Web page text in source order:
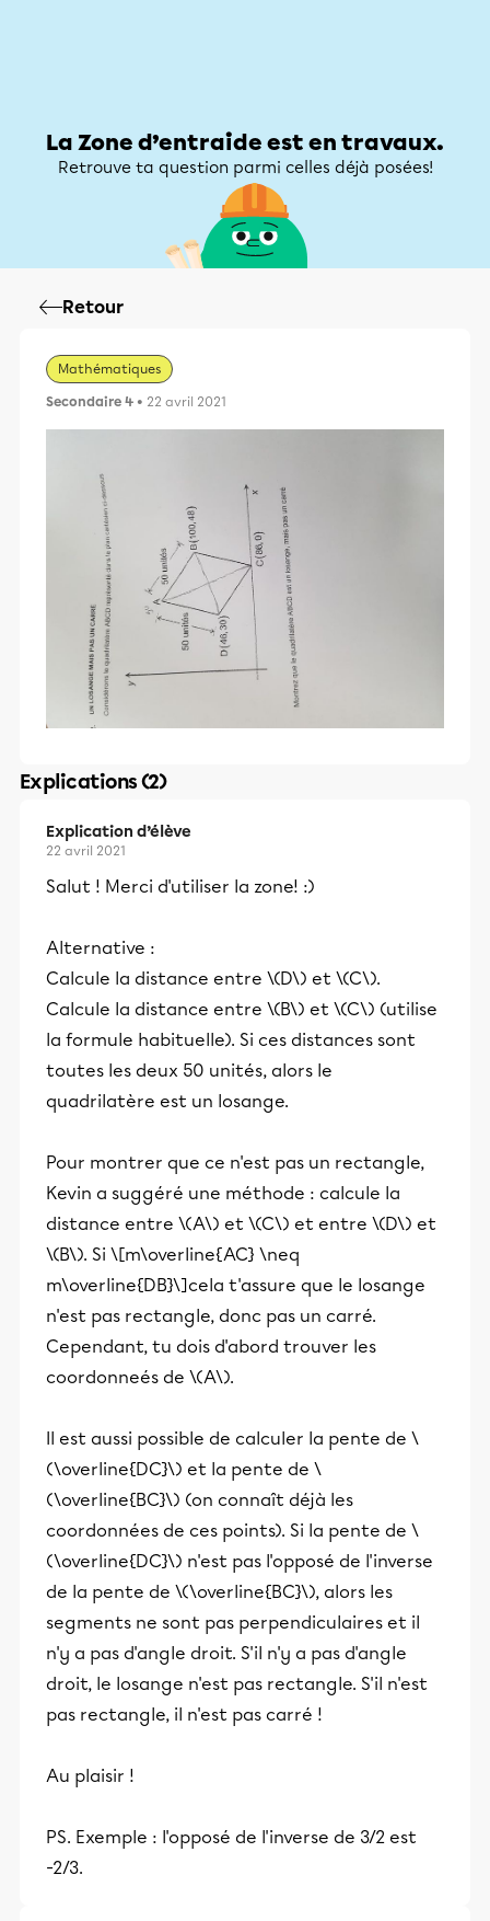
La Zone d’entraide est en travaux.
Retrouve ta question parmi celles déjà posées!
Retour
Mathématiques
Secondaire 4 • 22 avril 2021
Explications (2)
Explication d’élève
22 avril 2021
Salut ! Merci d'utiliser la zone! :)
Alternative :
Calcule la distance entre \(D\) et \(C\).
Calcule la distance entre \(B\) et \(C\) (utilise
la formule habituelle). Si ces distances sont
toutes les deux 50 unités, alors le
quadrilatère est un losange.
Pour montrer que ce n'est pas un rectangle,
Kevin a suggéré une méthode : calcule la
distance entre \(A\) et \(C\) et entre \(D\) et
\(B\). Si \[m\overline{AC} \neq
m\overline{DB}\]cela t'assure que le losange
n'est pas rectangle, donc pas un carré.
Cependant, tu dois d'abord trouver les
coordonneés de \(A\).
Il est aussi possible de calculer la pente de \
(\overline{DC}\) et la pente de \
(\overline{BC}\) (on connaît déjà les
coordonnées de ces points). Si la pente de \
(\overline{DC}\) n'est pas l'opposé de l'inverse
de la pente de \(\overline{BC}\), alors les
segments ne sont pas perpendiculaires et il
n'y a pas d'angle droit. S'il n'y a pas d'angle
droit, le losange n'est pas rectangle. S'il n'est
pas rectangle, il n'est pas carré !
Au plaisir !
PS. Exemple : l'opposé de l'inverse de 3/2 est
-2/3.